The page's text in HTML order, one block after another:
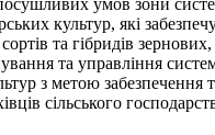
умов зони
культур, які
та гібридів
та управління
з метою
сільського